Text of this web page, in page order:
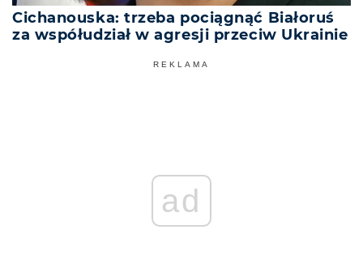
Cichanouska: trzeba pociągnąć Białoruś
za współudział w agresji przeciw Ukrainie
REKLAMA
ad